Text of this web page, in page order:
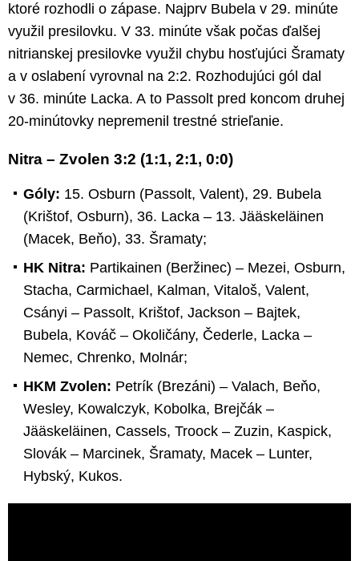
ktoré rozhodli o zápase. Najprv Bubela v 29. minúte
využil presilovku. V 33. minúte však počas ďalšej
nitrianskej presilovke využil chybu hosťujúci Šramaty
a v oslabení vyrovnal na 2:2. Rozhodujúci gól dal
v 36. minúte Lacka. A to Passolt pred koncom druhej
20-minútovky nepremenil trestné strieľanie.
Nitra – Zvolen 3:2 (1:1, 2:1, 0:0)
Góly: 15. Osburn (Passolt, Valent), 29. Bubela
(Krištof, Osburn), 36. Lacka – 13. Jääskeläinen
(Macek, Beňo), 33. Šramaty;
HK Nitra: Partikainen (Beržinec) – Mezei, Osburn,
Stacha, Carmichael, Kalman, Vitaloš, Valent,
Csányi – Passolt, Krištof, Jackson – Bajtek,
Bubela, Kováč – Okoličány, Čederle, Lacka –
Nemec, Chrenko, Molnár;
HKM Zvolen: Petrík (Brezáni) – Valach, Beňo,
Wesley, Kowalczyk, Kobolka, Brejčák –
Jääskeläinen, Cassels, Troock – Zuzin, Kaspick,
Slovák – Marcinek, Šramaty, Macek – Lunter,
Hybský, Kukos.